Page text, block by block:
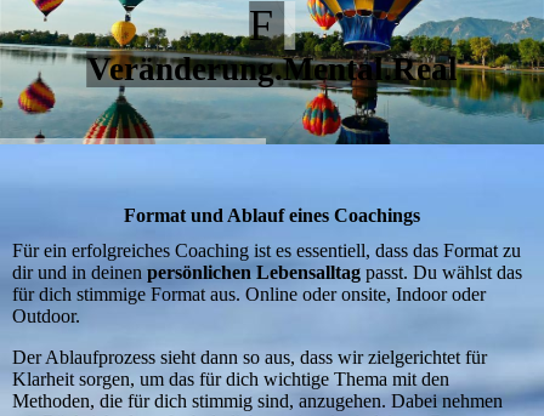
F
Veränderung.Mental.Real
Format und Ablauf eines Coachings
Für ein erfolgreiches Coaching ist es essentiell, dass das Format zu
dir und in deinen persönlichen Lebensalltag passt. Du wählst das
für dich stimmige Format aus. Online oder onsite, Indoor oder
Outdoor.
Der Ablaufprozess sieht dann so aus, dass wir zielgerichtet für
Klarheit sorgen, um das für dich wichtige Thema mit den
Methoden, die für dich stimmig sind, anzugehen. Dabei nehmen